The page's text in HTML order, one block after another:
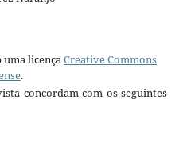
uma licençaCreative Commons
.
concordam com os seguintes